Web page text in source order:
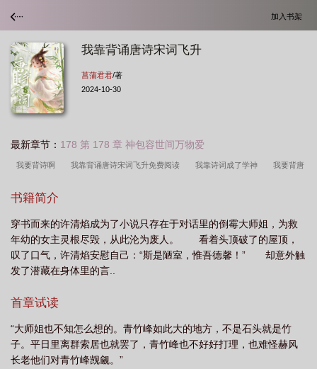
加入书架
我靠背诵唐诗宋词飞升
菖蒲君君/著
2024-10-30
最新章节： 178 第 178 章 神包容世间万物爱
我要背诗啊 我靠背诵唐诗宋词飞升免费阅读 我靠诗词成了学神 我要背唐
词飞升TXT
升全文阅读 我要背诗了 我靠背诵唐诗宋词飞升菖蒲君君 我靠背诵唐诗宋词
飞升晋江 我靠背诵唐诗宋词飞升 番外百度 我靠背诵唐诗宋词飞升 菖蒲君
君 我要背诗 我背诗了
党 我靠背诵唐诗宋词飞升百度
书籍简介
穿书而来的许清焰成为了小说只存在于对话里的倒霉大师姐，为救
年幼的女主灵根尽毁，从此沦为废人。 看着头顶破了的屋顶，
叹了口气，许清焰安慰自己：“斯是陋室，惟吾德馨！” 却意外触
发了潜藏在身体里的言..
首章试读
“大师姐也不知怎么想的。青竹峰如此大的地方，不是石头就是竹
子。平日里离群索居也就罢了，青竹峰也不好好打理，也难怪赫风
长老他们对青竹峰觊觎。”